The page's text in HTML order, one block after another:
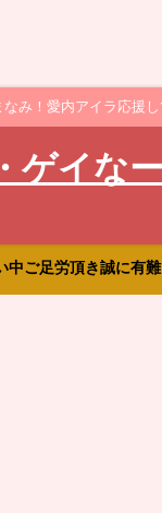
み！愛内アイラ応援し
ゲイな
ご足労頂き誠に有難